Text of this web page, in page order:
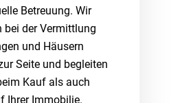
Betreuung. Wir
bei der Vermittlung
und Häusern
Seite und begleiten
Kauf als auch
Ihrer Immobilie.